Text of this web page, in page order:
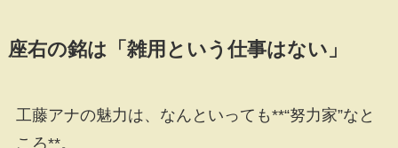
座右の銘は「雑用という仕事はない」
工藤アナの魅力は、なんといっても**“努力家”なと
ころ**。